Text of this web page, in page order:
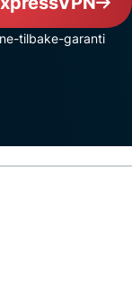
tilbake-garanti